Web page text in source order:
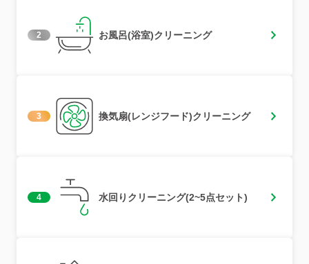
2 お風呂(浴室)クリーニング
3 換気扇(レンジフード)クリーニング
4 水回りクリーニング(2~5点セット)